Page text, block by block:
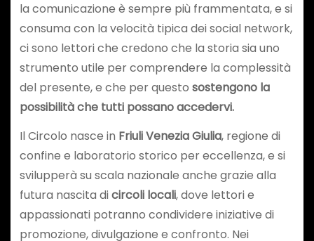
la comunicazione è sempre più frammentata, e si
consuma con la velocità tipica dei social network,
ci sono lettori che credono che la storia sia uno
strumento utile per comprendere la complessità
del presente, e che per questo sostengono la
possibilità che tutti possano accedervi.
Il Circolo nasce in Friuli Venezia Giulia, regione di
confine e laboratorio storico per eccellenza, e si
svilupperà su scala nazionale anche grazie alla
futura nascita dicircoli locali, dove lettori e
appassionati potranno condividere iniziative di
promozione, divulgazione e confronto. Nei